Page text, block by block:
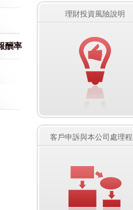
酬率
理財投資風險說明
客戶申訴與本公司處理